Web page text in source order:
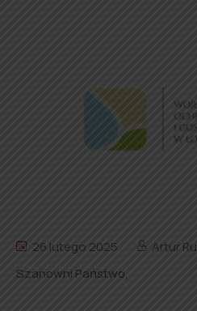
26 lutego 2025
Artur
Szanowni Państwo,